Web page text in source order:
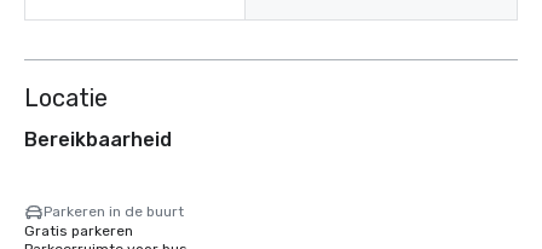
Locatie
Bereikbaarheid
Parkeren in de buurt
Gratis parkeren